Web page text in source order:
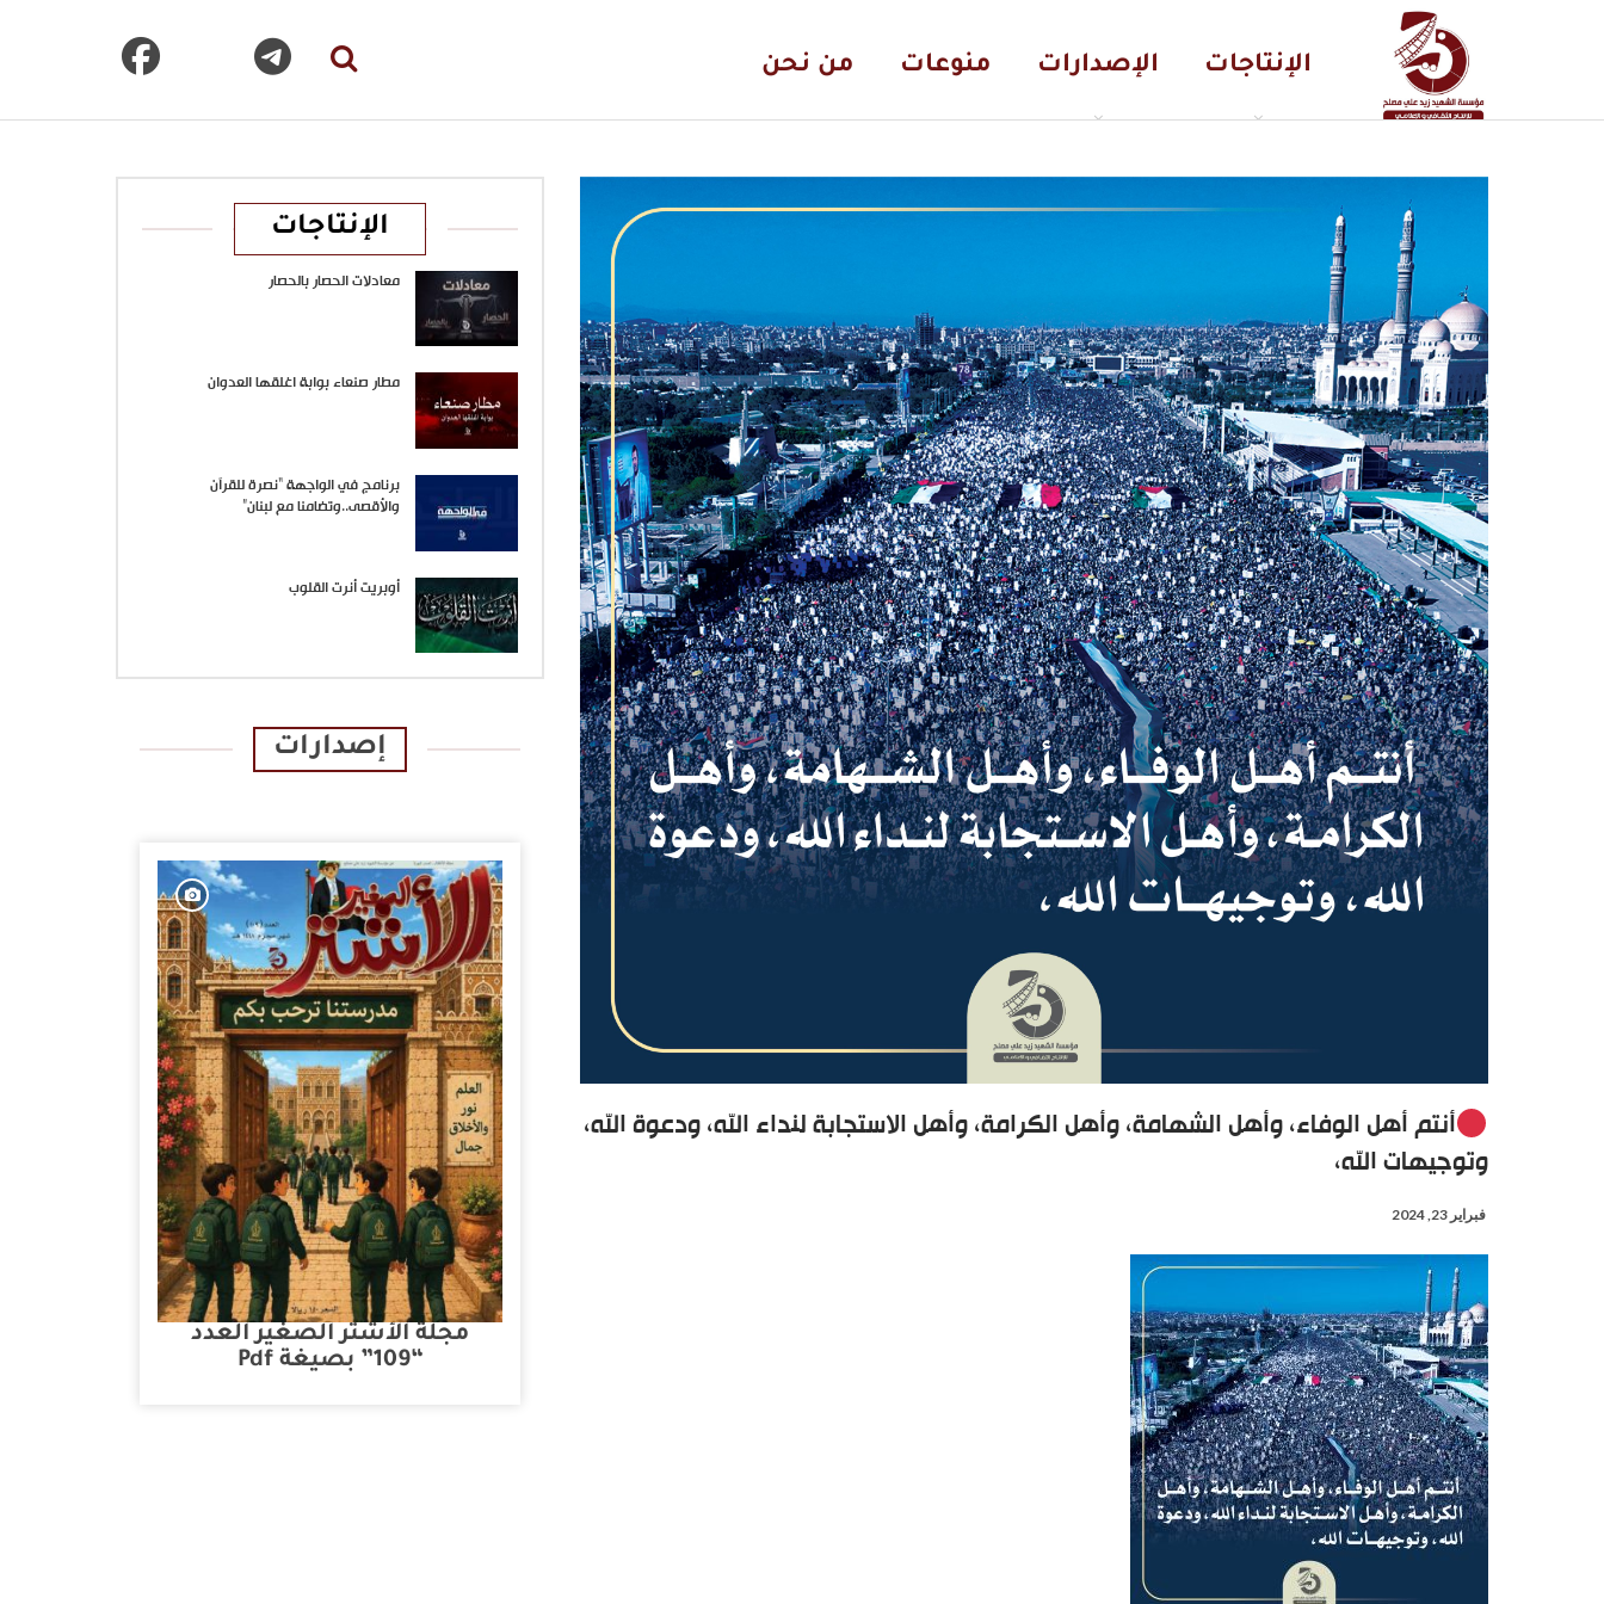
الإنتاجات الإصدارات منوعات من نحن
أنتم أهل الوفاء، وأهل الشهامة، وأهل الكرامة، وأهل الاستجابة لنداء الله، ودعوة الله،
وتوجيهات الله،
فبراير 23, 2024
الإنتاجات
معادلات الحصار بالحصار
مطار صنعاء بوابة اغلقها العدوان
برنامج في الواجهة “نصرة للقرآن
والأقصى..وتضامنا مع لبنان”
أوبريت أنرت القلوب
إصدارات
مجلة الأشتر الصغير العدد
“109” بصيغة Pdf